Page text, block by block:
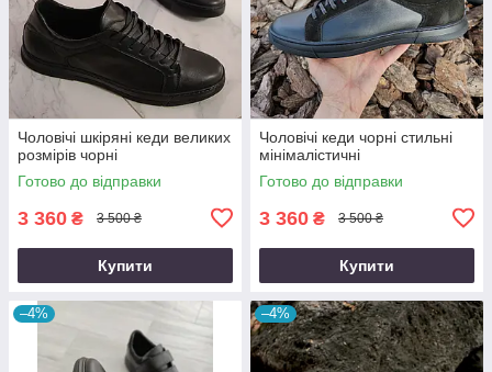
Чоловічі шкіряні кеди великих
розмірів чорні
Готово до відправки
3 360 ₴ 3 500 ₴
Купити
Чоловічі кеди чорні стильні
мінімалістичні
Готово до відправки
3 360 ₴ 3 500 ₴
Купити
–4% –4%